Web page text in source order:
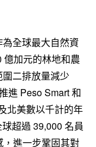
全球最大自然資
億加元的林地和農
二排放量減少
進 Peso Smart 和
北美數以千計的年
超過 39,000 名員
進一步鞏固其對